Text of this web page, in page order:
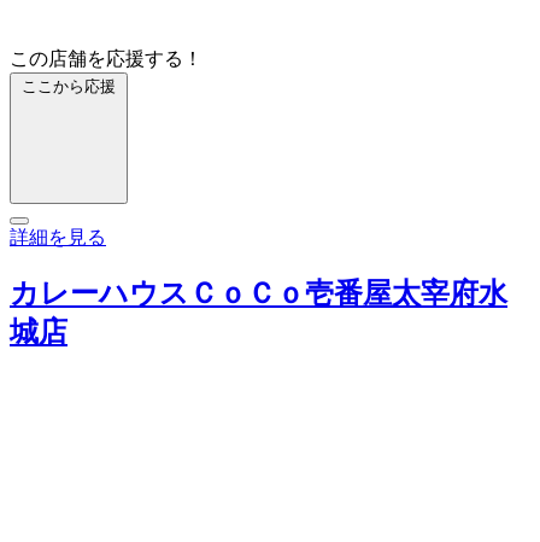
この店舗を応援する！
ここから応援
詳細を見る
カレーハウスＣｏＣｏ壱番屋太宰府水
城店